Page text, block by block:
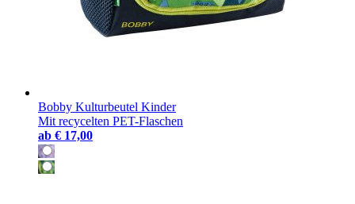
Bobby Kulturbeutel Kinder
Mit recycelten PET-Flaschen
ab € 17,00